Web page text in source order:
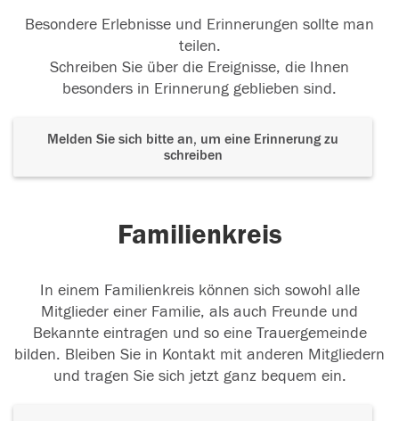
Besondere Erlebnisse und Erinnerungen sollte man
teilen.
Schreiben Sie über die Ereignisse, die Ihnen
besonders in Erinnerung geblieben sind.
Melden Sie sich bitte an, um eine Erinnerung zu
schreiben
Familienkreis
In einem Familienkreis können sich sowohl alle
Mitglieder einer Familie, als auch Freunde und
Bekannte eintragen und so eine Trauergemeinde
bilden. Bleiben Sie in Kontakt mit anderen Mitgliedern
und tragen Sie sich jetzt ganz bequem ein.